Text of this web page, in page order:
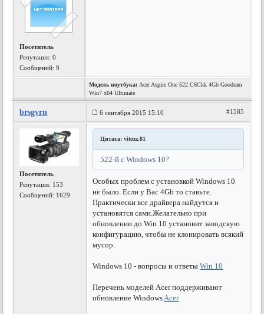
Посетитель
Репутация:0
Сообщений: 9
Модель ноутбука: Acer Aspire One 522 C6Ckk 4Gb Goodram
Win7 x64 Ultimate
brsgvrn 6 сентября 2015 15:10 #1585
Посетитель
Репутация: 153
Сообщений: 1629
Цитата: vitozz.81
522-й с Windows 10?
Особых проблем с установкой Windows 10
не было. Если у Вас 4Gb то ставьте.
Практически все драйвера найдутся и
установятся сами.Желательно при
обновлении до Win 10 установит заводскую
конфигурацию, чтобы не клонировать всякий
мусор.
Windows 10 - вопросы и ответыWin 10
Перечень моделей Acer поддерживают
обновление WindowsAcer